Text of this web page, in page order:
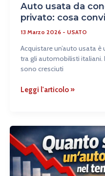
Auto usata da
privato: cosa
13 Marzo 2026 - USATO
Acquistare un’auto usata
tra gli automobilisti italiani.
sono cresciuti
Leggi l'articolo »
Quanto
svaluta
un’auto
usata
nel